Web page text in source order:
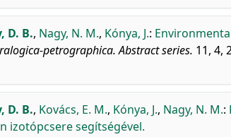
D. B., Nagy, N. M., Kónya, J.:
petrographica. Abstract series. 11, 4,
D. B., Kovács, E. M., Kónya, J., Nagy, N. M.:
izotópcsere segítségével.